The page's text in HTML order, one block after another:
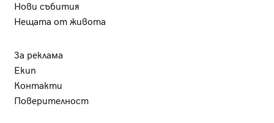
Нови събития
Нещата от живота
За реклама
Екип
Контакти
Поверителност